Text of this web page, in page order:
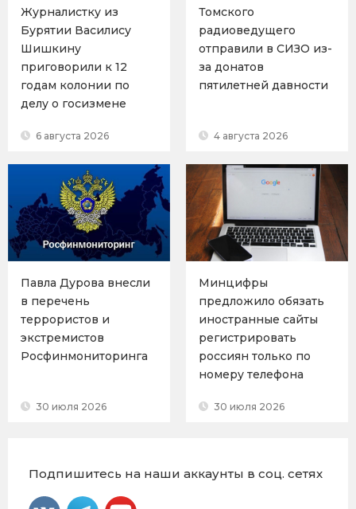
Журналистку из
Бурятии Василису
Шишкину
приговорили к 12
годам колонии по
делу о госизмене
6 августа 2026
Томского
радиоведущего
отправили в СИЗО из-
за донатов
пятилетней давности
4 августа 2026
Павла Дурова внесли
в перечень
террористов и
экстремистов
Росфинмониторинга
30 июля 2026
Минцифры
предложило обязать
иностранные сайты
регистрировать
россиян только по
номеру телефона
30 июля 2026
Подпишитесь на наши аккаунты в соц. сетях